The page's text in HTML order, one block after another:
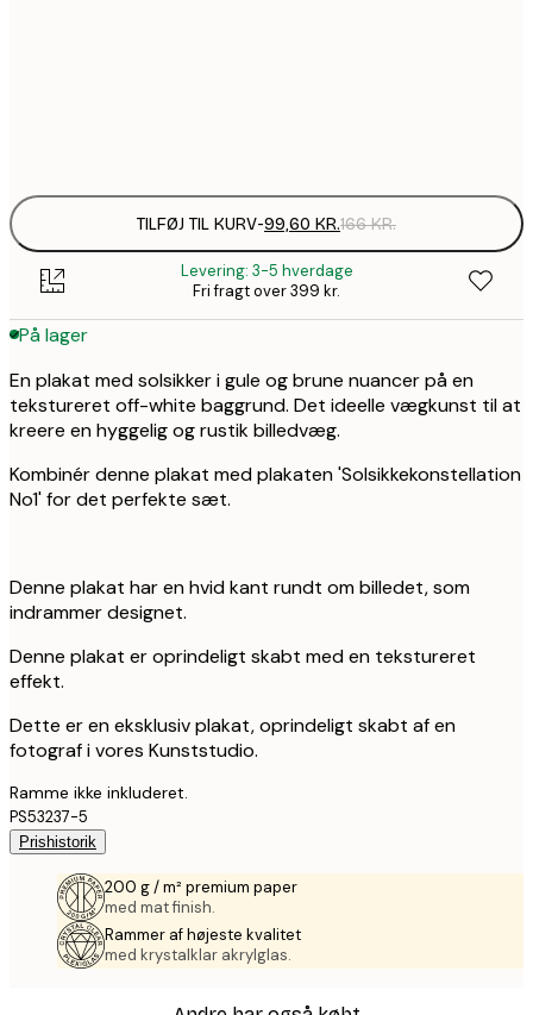
TILFØJ TIL KURV-99,60 KR.166 KR.
Levering: 3-5 hverdage
Fri fragt over 399 kr.
På lager
En plakat med solsikker i gule og brune nuancer på en
tekstureret off-white baggrund. Det ideelle vægkunst til at
kreere en hyggelig og rustik billedvæg.
Kombinér denne plakat med plakaten 'Solsikkekonstellation
No1' for det perfekte sæt.
Denne plakat har en hvid kant rundt om billedet, som
indrammer designet.
Denne plakat er oprindeligt skabt med en tekstureret
effekt.
Dette er en eksklusiv plakat, oprindeligt skabt af en
fotograf i vores Kunststudio.
Ramme ikke inkluderet.
PS53237-5
Prishistorik
200 g / m² premium paper
med mat finish.
Rammer af højeste kvalitet
med krystalklar akrylglas.